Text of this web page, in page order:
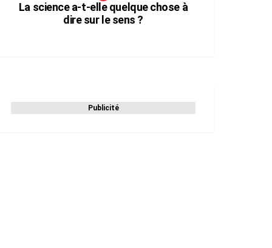
La science a-t-elle quelque chose à
dire sur le sens ?
Publicité